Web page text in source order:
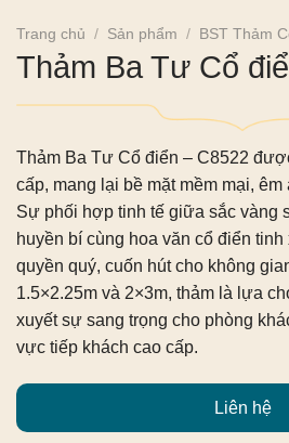
Trang chủ / Sản phẩm / BST Thảm
Thảm Ba Tư Cổ
Thảm Ba Tư Cổ điển – C8522
cấp, mang lại bề mặt mềm mại,
Sự phối hợp tinh tế giữa sắc vàng
huyền bí cùng hoa văn cổ điển
quyền quý, cuốn hút cho không
1.5×2.25m và 2×3m, thảm là lựa
xuyết sự sang trọng cho phòng
vực tiếp khách cao cấp.
Liên hệ